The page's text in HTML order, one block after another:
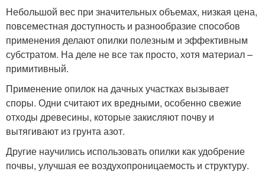
Небольшой вес при значительных объемах, низкая цена,
повсеместная доступность и разнообразие способов
применения делают опилки полезным и эффективным
субстратом. На деле не все так просто, хотя материал –
примитивный.
Применение опилок на дачных участках вызывает
споры. Одни считают их вредными, особенно свежие
отходы древесины, которые закисляют почву и
вытягивают из грунта азот.
Другие научились использовать опилки как удобрение
почвы, улучшая ее воздухопроницаемость и структуру.